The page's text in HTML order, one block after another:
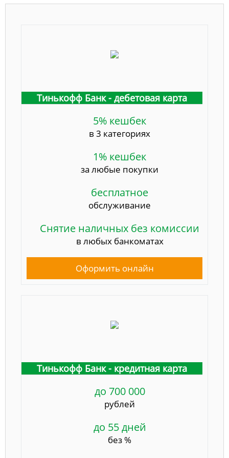
Тинькофф Банк - дебетовая карта
5% кешбек
в 3 категориях
1% кешбек
за любые покупки
бесплатное
обслуживание
Снятие наличных без комиссии
в любых банкоматах
Оформить онлайн
Тинькофф Банк - кредитная карта
до 700 000
рублей
до 55 дней
без %